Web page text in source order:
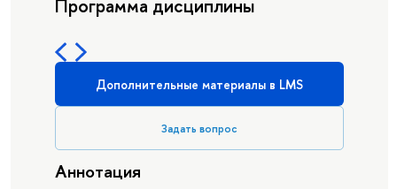
Программа дисциплины
Дополнительные материалы в LMS
Задать вопрос
Аннотация